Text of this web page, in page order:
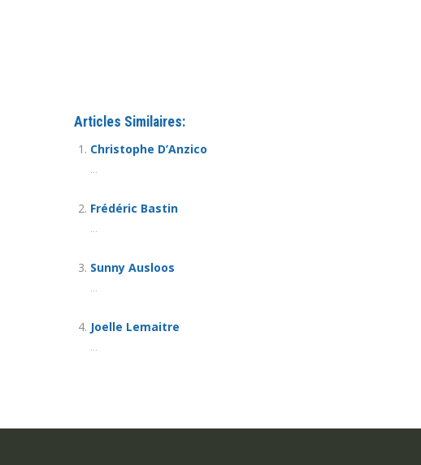
Articles Similaires:
Christophe D’Anzico
...
Frédéric Bastin
...
Sunny Ausloos
...
Joelle Lemaitre
...